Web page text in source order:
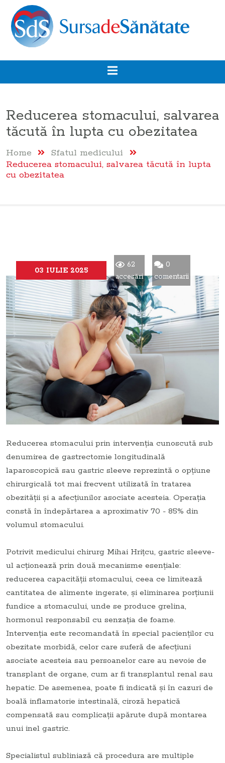
Reducerea stomacului, salvarea
tăcută în lupta cu obezitatea
Home
Sfatul medicului
Reducerea stomacului, salvarea tăcută în lupta
cu obezitatea
03 IULIE 2025
62
accesări
0
comentarii
Reducerea stomacului prin intervenția cunoscută sub
denumirea de gastrectomie longitudinală
laparoscopică sau gastric sleeve reprezintă o opțiune
chirurgicală tot mai frecvent utilizată în tratarea
obezității și a afecțiunilor asociate acesteia. Operația
constă în îndepărtarea a aproximativ 70 - 85% din
volumul stomacului.
Potrivit medicului chirurg Mihai Hrițcu, gastric sleeve-
ul acționează prin două mecanisme esențiale:
reducerea capacității stomacului, ceea ce limitează
cantitatea de alimente ingerate, și eliminarea porțiunii
fundice a stomacului, unde se produce grelina,
hormonul responsabil cu senzația de foame.
Intervenția este recomandată în special pacienților cu
obezitate morbidă, celor care suferă de afecțiuni
asociate acesteia sau persoanelor care au nevoie de
transplant de organe, cum ar fi transplantul renal sau
hepatic. De asemenea, poate fi indicată și în cazuri de
boală inflamatorie intestinală, ciroză hepatică
compensată sau complicații apărute după montarea
unui inel gastric.
Specialistul subliniază că procedura are multiple